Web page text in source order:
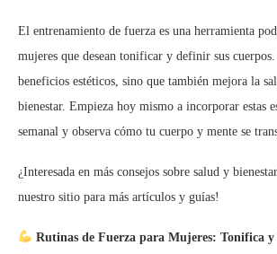
El entrenamiento de fuerza es una herramienta
mujeres que desean tonificar y definir sus
beneficios estéticos, sino que también mejora la
bienestar. Empieza hoy mismo a incorporar estas
semanal y observa cómo tu cuerpo y mente se
¿Interesada en más consejos sobre salud y
nuestro sitio para más artículos y guías!
Rutinas de Fuerza para Mujeres: Tonifica